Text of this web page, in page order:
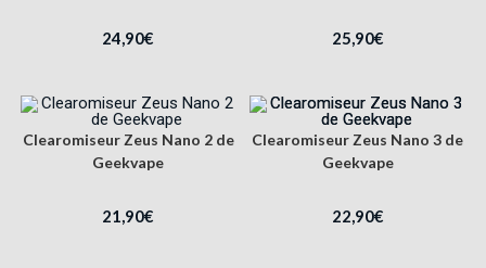
24,90€ 25,90€
Clearomiseur Zeus Nano 2 de
Geekvape
21,90€
Clearomiseur Zeus Nano 3 de
Geekvape
22,90€